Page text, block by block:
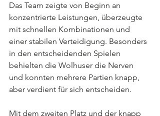
Das Team zeigte von Beginn an
konzentrierte Leistungen, überzeugte
mit schnellen Kombinationen und
einer stabilen Verteidigung. Besonders
in den entscheidenden Spielen
behielten die Wolhuser die Nerven
und konnten mehrere Partien knapp,
aber verdient für sich entscheiden.
Mit dem zweiten Platz und der knapp